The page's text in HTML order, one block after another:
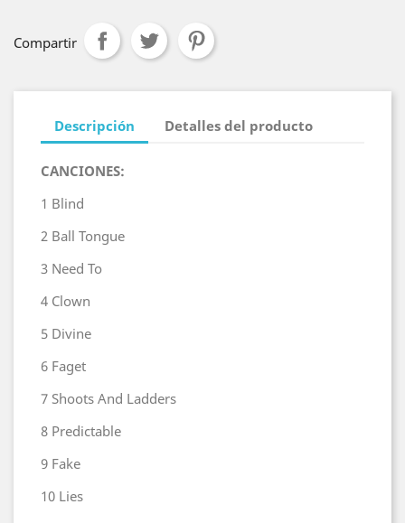
Compartir
Descripción Detalles del producto
CANCIONES:
1 Blind
2 Ball Tongue
3 Need To
4 Clown
5 Divine
6 Faget
7 Shoots And Ladders
8 Predictable
9 Fake
10 Lies